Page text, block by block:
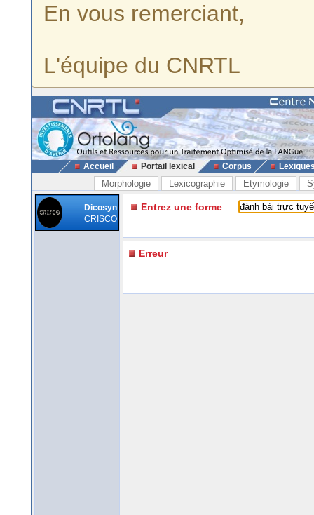
En vous remerciant,
L'équipe du CNRTL
Accueil Portail lexical Corpus
Morphologie Lexicographie Etymologie
Dicosyn
CRISCO
Entrez une forme
Erreur